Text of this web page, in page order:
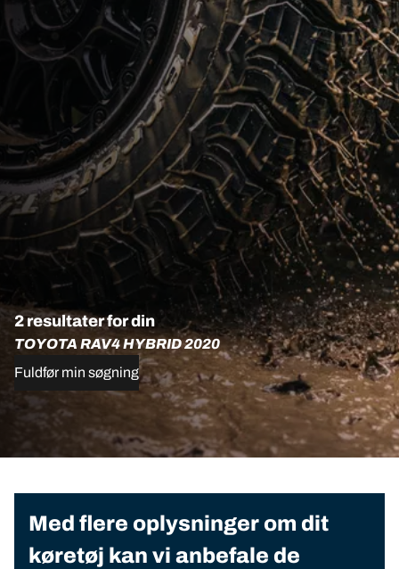
2 resultater for din
TOYOTA RAV4 HYBRID 2020
Fuldfør min søgning
Med flere oplysninger om dit
køretøj kan vi anbefale de